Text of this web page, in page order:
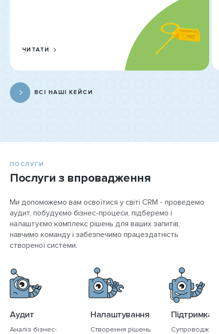
ЧИТАТИ
ВСІ НАШІ КЕЙСИ
ПОСЛУГИ
Послуги з впровадження
Ми допоможемо вам освоїтися у світі CRM - проведемо
аудит, побудуємо бізнес-процеси, підберемо і
налаштуємо комплекс рішень для ваших запитів,
навчимо команду і забезпечимо працездатність
створеної системи.
Аудит
Аналіз бізнес-
Налаштування
Створення рішень
Підтримка